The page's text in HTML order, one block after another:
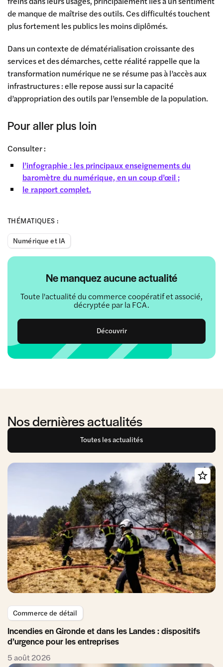
THÉMATIQUES :
Numérique et IA
Ne manquez aucune actualité
Toute l'actualité du commerce coopératif et associé,
décryptée par la FCA.
Découvrir
de manque de maîtrise des outils. Ces difficultés touchent
plus fortement les publics les moins diplômés.
Dans un contexte de dématérialisation croissante des
services et des démarches, cette réalité rappelle que la
transformation numérique ne se résume pas à l’accès aux
infrastructures : elle repose aussi sur la capacité
d’appropriation des outils par l’ensemble de la population.
Pour aller plus loin
Consulter :
l’infographie : les principaux enseignements du
baromètre du numérique, en un coup d’œil ;
le rapport complet.
Nos dernières actualités
Toutes les actualités
Commerce de détail
Incendies en Gironde et dans les Landes : dispositifs
d’urgence pour les entreprises
5 août 2026